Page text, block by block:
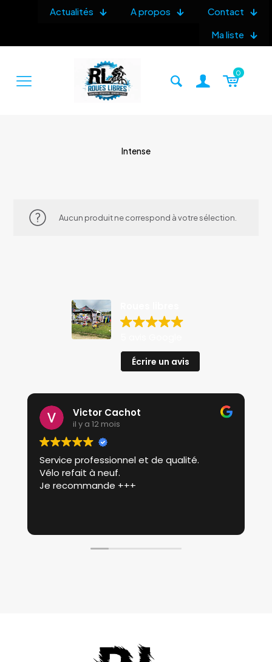
Actualités A propos
Contact
Ma liste
0
Intense
Aucun produit ne correspond à votre sélection.
Écrire un avis
Victor Cachot
il y a 12 mois
Service professionnel et de qualité.
Vélo refait à neuf.
Je recommande +++